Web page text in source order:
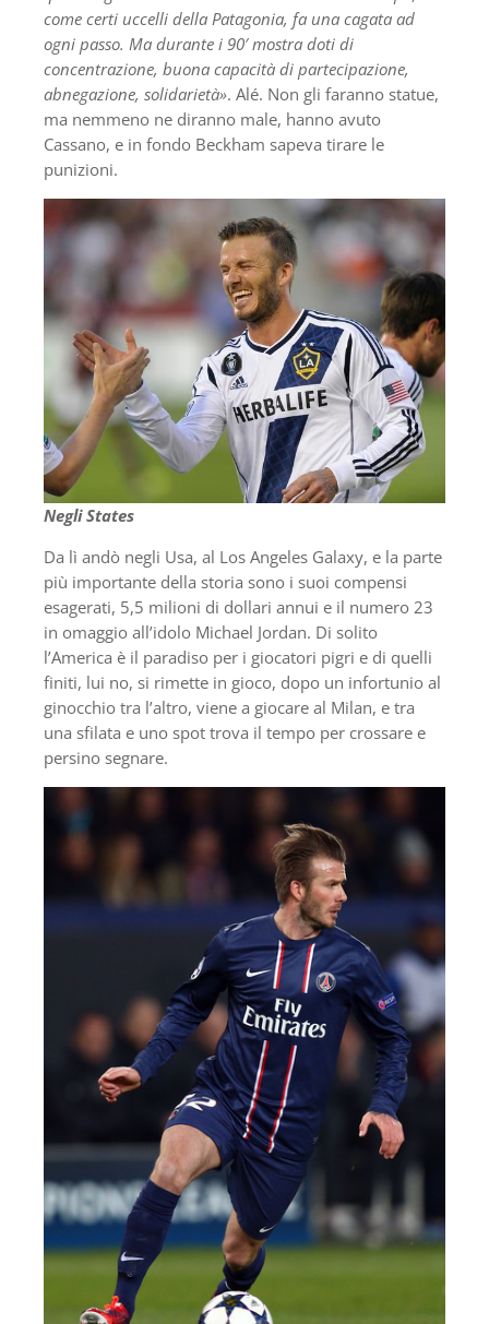
come certi uccelli della Patagonia, fa una cagata ad
ogni passo. Ma durante i 90′ mostra doti di
concentrazione, buona capacità di partecipazione,
abnegazione, solidarietà». Alé. Non gli faranno statue,
ma nemmeno ne diranno male, hanno avuto
Cassano, e in fondo Beckham sapeva tirare le
punizioni.
Negli States
Da lì andò negli Usa, al Los Angeles Galaxy, e la parte
più importante della storia sono i suoi compensi
esagerati, 5,5 milioni di dollari annui e il numero 23
in omaggio all’idolo Michael Jordan. Di solito
l’America è il paradiso per i giocatori pigri e di quelli
finiti, lui no, si rimette in gioco, dopo un infortunio al
ginocchio tra l’altro, viene a giocare al Milan, e tra
una sfilata e uno spot trova il tempo per crossare e
persino segnare.